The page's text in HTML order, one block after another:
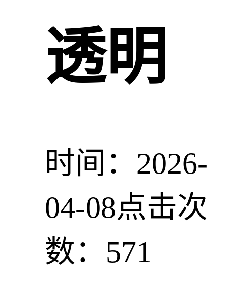
透明
时间：2026-
04-08点击次
数：571